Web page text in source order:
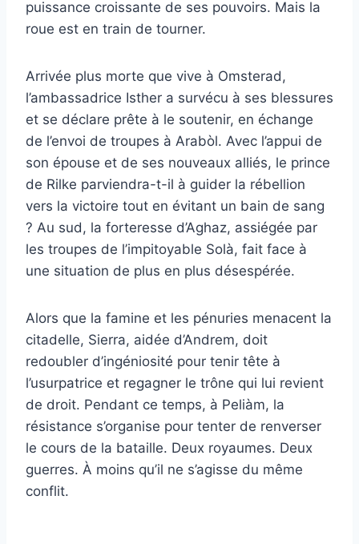
puissance croissante de ses pouvoirs. Mais la
roue est en train de tourner.
Arrivée plus morte que vive à Omsterad,
l’ambassadrice Isther a survécu à ses blessures
et se déclare prête à le soutenir, en échange
de l’envoi de troupes à Arabòl. Avec l’appui de
son épouse et de ses nouveaux alliés, le prince
de Rilke parviendra-t-il à guider la rébellion
vers la victoire tout en évitant un bain de sang
? Au sud, la forteresse d’Aghaz, assiégée par
les troupes de l’impitoyable Solà, fait face à
une situation de plus en plus désespérée.
Alors que la famine et les pénuries menacent la
citadelle, Sierra, aidée d’Andrem, doit
redoubler d’ingéniosité pour tenir tête à
l’usurpatrice et regagner le trône qui lui revient
de droit. Pendant ce temps, à Peliàm, la
résistance s’organise pour tenter de renverser
le cours de la bataille. Deux royaumes. Deux
guerres. À moins qu’il ne s’agisse du même
conflit.